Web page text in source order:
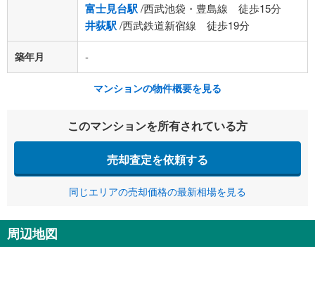
富士見台駅/西武池袋・豊島線 徒歩15分
井荻駅/西武鉄道新宿線 徒歩19分
築年月 -
マンションの物件概要を見る
このマンションを所有されている方
売却査定を依頼する
同じエリアの売却価格の最新相場を見る
周辺地図